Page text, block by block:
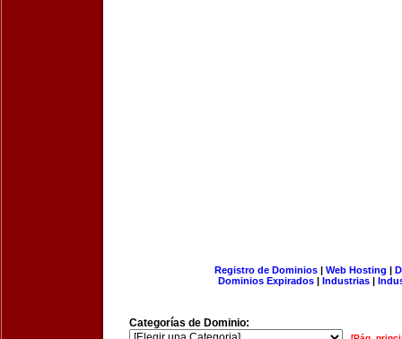
Registro de Dominios| Web Hosting |
Dominios Expirados | Industrias |
Categorías de Dominio: